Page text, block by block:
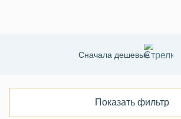
Сначала дешевые
Показать фильтр